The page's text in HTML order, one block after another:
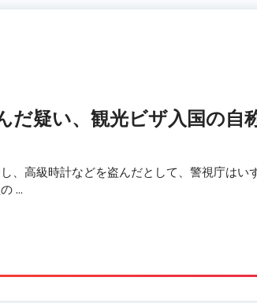
だ疑い、観光ビザ入国の自
、高級時計などを盗んだとして、警視庁は
…